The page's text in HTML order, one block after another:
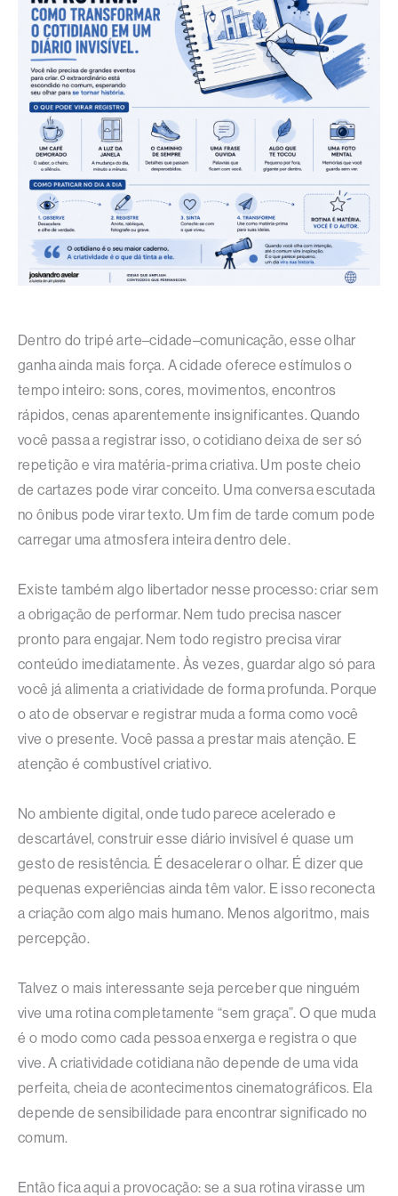
Dentro do tripé arte–cidade–comunicação, esse olhar
ganha ainda mais força. A cidade oferece estímulos o
tempo inteiro: sons, cores, movimentos, encontros
rápidos, cenas aparentemente insignificantes. Quando
você passa a registrar isso, o cotidiano deixa de ser só
repetição e vira matéria-prima criativa. Um poste cheio
de cartazes pode virar conceito. Uma conversa escutada
no ônibus pode virar texto. Um fim de tarde comum pode
carregar uma atmosfera inteira dentro dele.
Existe também algo libertador nesse processo: criar sem
a obrigação de performar. Nem tudo precisa nascer
pronto para engajar. Nem todo registro precisa virar
conteúdo imediatamente. Às vezes, guardar algo só para
você já alimenta a criatividade de forma profunda. Porque
o ato de observar e registrar muda a forma como você
vive o presente. Você passa a prestar mais atenção. E
atenção é combustível criativo.
No ambiente digital, onde tudo parece acelerado e
descartável, construir esse diário invisível é quase um
gesto de resistência. É desacelerar o olhar. É dizer que
pequenas experiências ainda têm valor. E isso reconecta
a criação com algo mais humano. Menos algoritmo, mais
percepção.
Talvez o mais interessante seja perceber que ninguém
vive uma rotina completamente “sem graça”. O que muda
é o modo como cada pessoa enxerga e registra o que
vive. A criatividade cotidiana não depende de uma vida
perfeita, cheia de acontecimentos cinematográficos. Ela
depende de sensibilidade para encontrar significado no
comum.
Então fica aqui a provocação: se a sua rotina virasse um